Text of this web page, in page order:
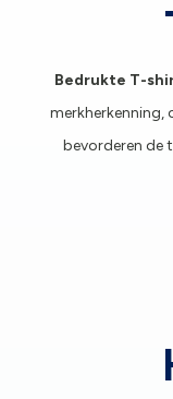
Bedrukte T-
merkherkenning,
bevorderen de